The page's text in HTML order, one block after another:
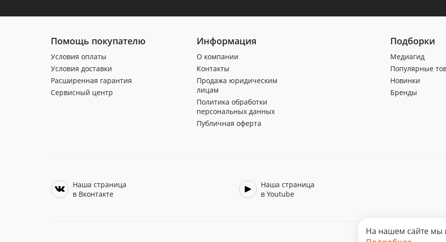
Помощь покупателю
Условия оплаты
Условия доставки
Расширенная гарантия
Сервисный центр
Информация
О компании
Контакты
Продажа юридическим
лицам
Политика обработки
персональных данных
Публичная оферта
Подборки
Медиагид
Популярные
Новинки
Бренды
Наша страница
в Вконтакте
Наша страница
в Youtube
На нашем сайте мы